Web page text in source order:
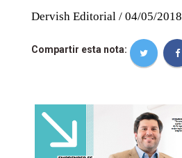
Dervish Editorial / 04/05/2018
Compartir esta nota: